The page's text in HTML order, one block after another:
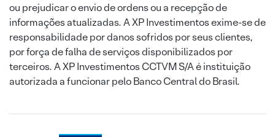
ou prejudicar o envio de ordens ou a recepção de
informações atualizadas. A XP Investimentos exime-se de
responsabilidade por danos sofridos por seus clientes,
por força de falha de serviços disponibilizados por
terceiros. A XP Investimentos CCTVM S/A é instituição
autorizada a funcionar pelo Banco Central do Brasil.